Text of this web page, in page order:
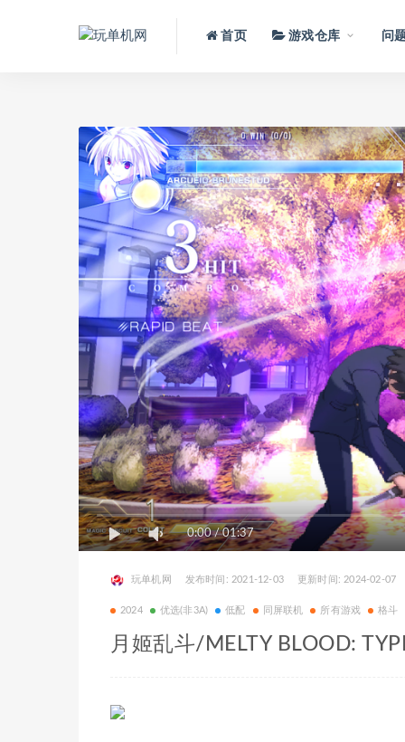
首页 游戏仓库 问
0:00/01:37
玩单机网 发布时间: 2021-12-03 更新时间: 2024-02-07
2024 优选(非3A) 低配 同屏联机 所有游戏 格斗
月姬乱斗/MELTY BLOOD: